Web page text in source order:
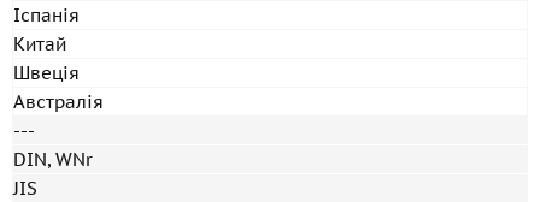
Іспанія
Китай
Швеція
Австралія
---
DIN, WNr
JIS